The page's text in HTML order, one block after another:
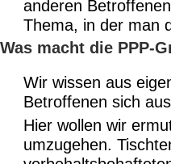
anderen
Thema, in der man
Was macht die PPP-
Wir wissen aus
Betroffenen sich
Hier wollen wir
umzugehen.